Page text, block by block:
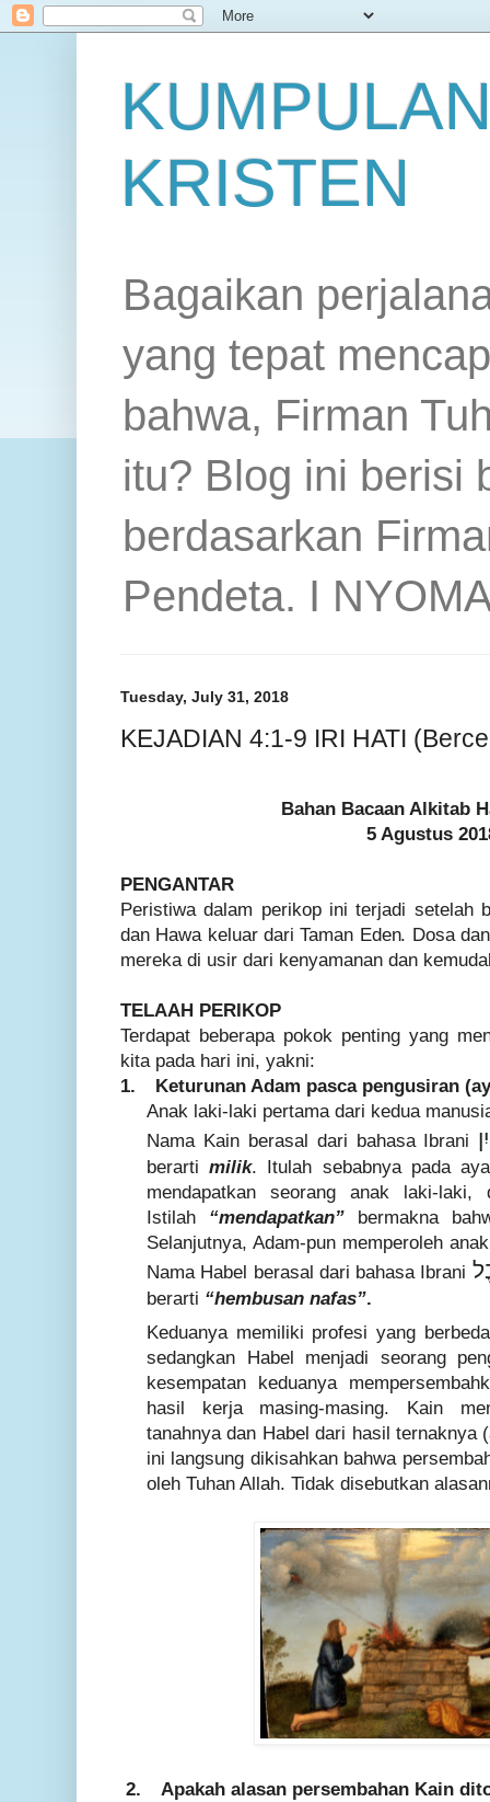
KRISTEN
Bagaikan
yang tepat
bahwa, Firman
itu? Blog ini berisi
berdasarkan
Pendeta. I
Tuesday, July 31, 2018
KEJADIAN 4:1-9 IRI HATI
Bahan Bacaan Alkitab
5 Agustus
PENGANTAR
Peristiwa dalam perikop ini terjadi setelah
dan Hawa keluar dari Taman Eden. Dosa
mereka di usir dari kenyamanan dan
TELAAH PERIKOP
Terdapat beberapa pokok penting yang
kita pada hari ini, yakni:
1.
Keturunan Adam pasca pengusiran
Anak laki-laki pertama dari kedua
Nama Kain berasal dari bahasa Ibrani
berartimilik. Itulah sebabnya pada
mendapatkan seorang anak laki-laki,
Istilah “mendapatkan” bermakna
Selanjutnya, Adam-pun memperoleh
Nama Habel berasal dari bahasa Ibrani
berarti “hembusan nafas”.
Keduanya memiliki profesi yang
sedangkan Habel menjadi seorang
kesempatan keduanya
hasil kerja masing-masing. Kain
tanahnya dan Habel dari hasil ternaknya
ini langsung dikisahkan bahwa
oleh Tuhan Allah. Tidak disebutkan
2.
Apakah alasan persembahan Kain